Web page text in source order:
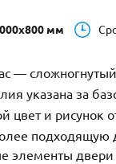
мм
—
указана за
цвет и рисунок
подходящую
элементы двери